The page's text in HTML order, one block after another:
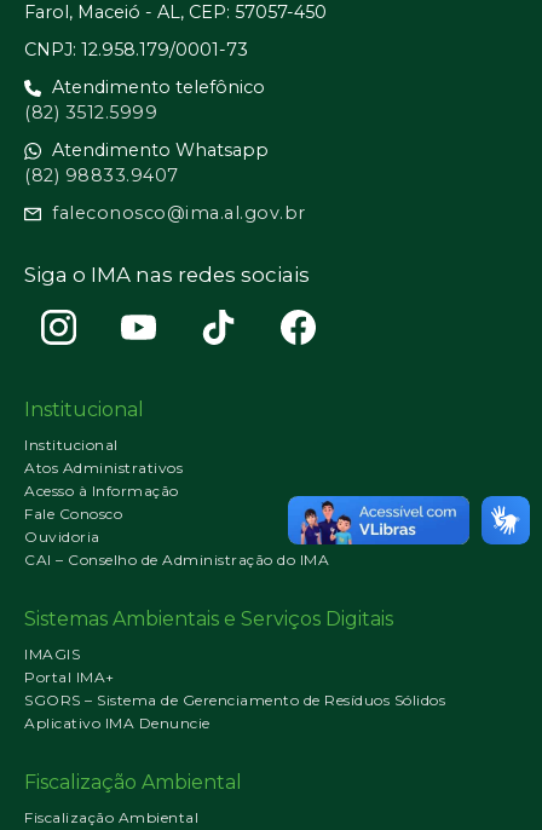
Farol, Maceió - AL, CEP: 57057-450
CNPJ: 12.958.179/0001-73
Atendimento telefônico
(82) 3512.5999
Atendimento Whatsapp
(82) 98833.9407
faleconosco@ima.al.gov.br
Siga o IMA nas redes sociais
Institucional
Institucional
Atos Administrativos
Acesso à Informação
Fale Conosco
Ouvidoria
CAI – Conselho de Administração do IMA
Sistemas Ambientais e Serviços Digitais
IMAGIS
Portal IMA+
SGORS – Sistema de Gerenciamento de Resíduos Sólidos
Aplicativo IMA Denuncie
Fiscalização Ambiental
Fiscalização Ambiental